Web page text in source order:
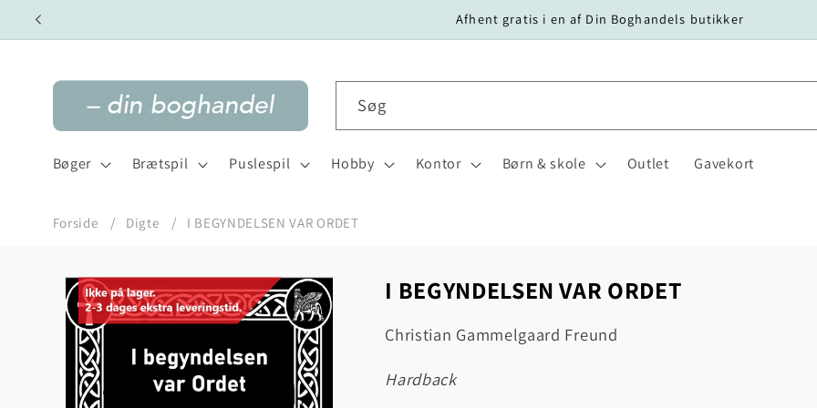
Gå til
indhold
Afhent gratis i en af Din Boghandels butikker
Søg
Bøger Brætspil Puslespil Hobby Kontor Børn & skole Outlet Gavekort
Forside Digte I BEGYNDELSEN VAR ORDET
Gå til
produktoplysninger
I BEGYNDELSEN VAR ORDET
Christian Gammelgaard Freund
hardback